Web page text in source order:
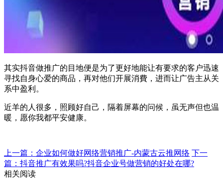
其实抖音做推广的目地便是为了更好地能让有要求的客户迅速
寻找自身心爱的商品，再对他们开展消費，进而让广告主从关
系中盈利。
近羊的人很多，照顾好自己，隔着屏幕的问候，虽无声但也温
暖，愿你我都平安健康。
上一篇：企业如何做好网络营销推广-内蒙古云推网络 下一
篇：抖音推广有效果吗?抖音企业号做营销的好处在哪?
相关阅读